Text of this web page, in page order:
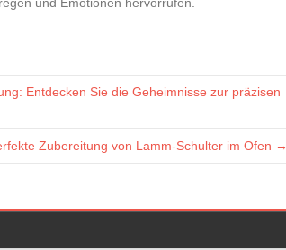
Entdecken Sie die Geheimnisse zur präzisen
Zubereitung von Lamm-Schulter im Ofen →